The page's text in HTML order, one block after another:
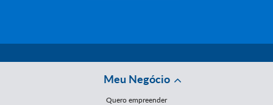
Meu Negócio
Quero empreender